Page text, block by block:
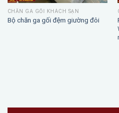
CHĂN GA GỐI KHÁCH SẠN
Bộ chăn ga gối đệm giường đôi